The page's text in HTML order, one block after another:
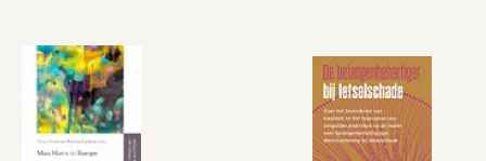
Bekijk alle boeken
19
2.1 Inleiding 19
2.2 De grondslag van het aansprakelijkheidsrecht 19
2.3 Rechtvaardiging voor verhaalsrechten 20
2.4 Beroepsziekten 22
2.5 Tussenconclusie 23